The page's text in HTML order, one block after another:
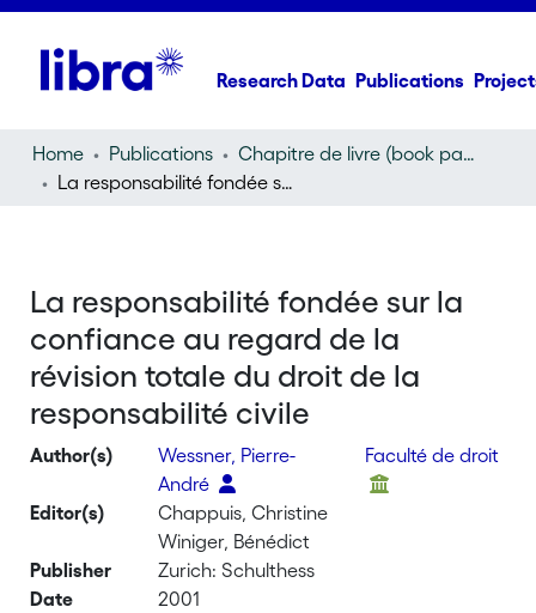
Research Data Publications
Home Publications
Chapitre de livre (book part)
La responsabilité fondée sur la confiance au regard de la révision totale du droit de la responsabilité civile
La responsabilité fondée sur la
confiance au regard de la
révision totale du droit de la
responsabilité civile
Author(s)
Wessner, Pierre-
André
Faculté de droit
Editor(s)
Chappuis, Christine
Winiger, Bénédict
Publisher
Zurich: Schulthess
Date
2001